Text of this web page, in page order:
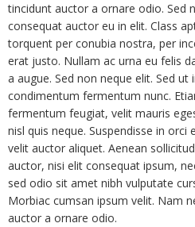
tincidunt auctor a ornare odio. Sed
consequat auctor eu in elit. Class
torquent per conubia nostra, per
erat justo. Nullam ac urna eu felis
a augue. Sed non neque elit. Sed ut
condimentum fermentum nunc.
fermentum feugiat, velit mauris
nisl quis neque. Suspendisse in orci
velit auctor aliquet. Aenean
auctor, nisi elit consequat ipsum,
sed odio sit amet nibh vulputate
Morbiac cumsan ipsum velit. Nam
auctor a ornare odio.